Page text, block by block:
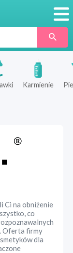
Karmienie
Ci na obniżenie
co
Oferta firmy
dla